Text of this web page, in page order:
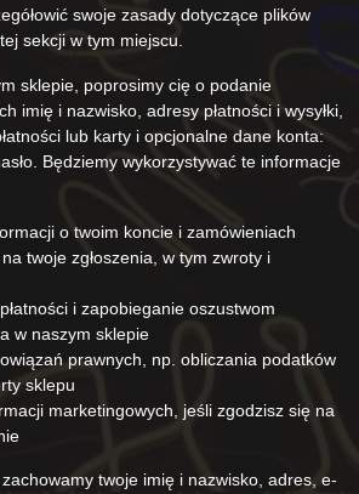
swoje zasady dotyczące plików
sekcji w tym miejscu.
sklepie, poprosimy cię o podanie
imię i nazwisko, adresy płatności i wysyłki,
lub karty i opcjonalne dane konta:
Będziemy wykorzystywać te informacje
o twoim koncie i zamówieniach
twoje zgłoszenia, w tym zwroty i
i zapobieganie oszustwom
w naszym sklepie
prawnych, np. obliczania podatków
sklepu
marketingowych, jeśli zgodzisz się na
twoje imię i nazwisko, adres, e-